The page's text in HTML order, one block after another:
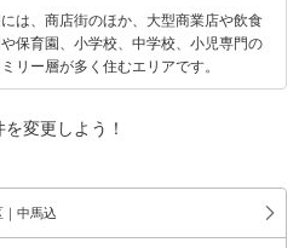
は、商店街のほか、大型商業店や飲食
保育園、小学校、中学校、小児専門の
リー層が多く住むエリアです。
を変更しよう！
中馬込